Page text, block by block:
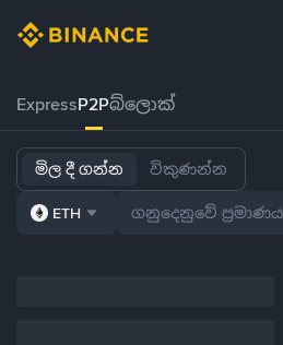
ExpressP2Pබ්ලොක්
මිල දී ගන්න විකුණන්න
ETH